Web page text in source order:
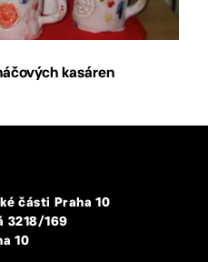
kasáren
části Praha 10
3218/169
10